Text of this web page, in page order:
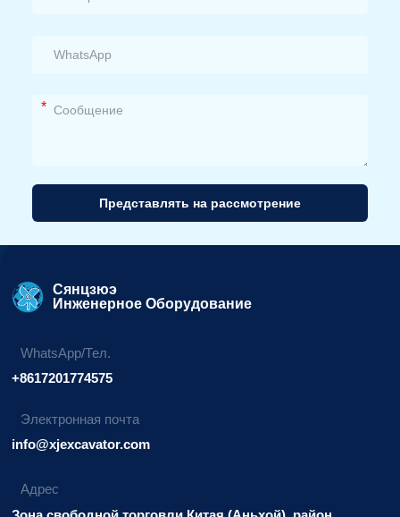
*
Представлять на рассмотрение
вариант:
Сянцзюэ
Инженерное Оборудование
WhatsApp/Тел.
+8617201774575
Электронная почта
info@xjexcavator.com
Адрес